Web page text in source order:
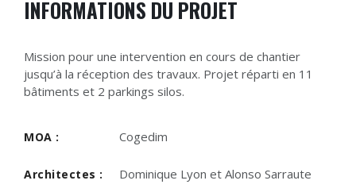
INFORMATIONS DU PROJET
Mission pour une intervention en cours de chantier
jusqu’à la réception des travaux. Projet réparti en 11
bâtiments et 2 parkings silos.
MOA : Cogedim
Architectes : Dominique Lyon et Alonso Sarraute